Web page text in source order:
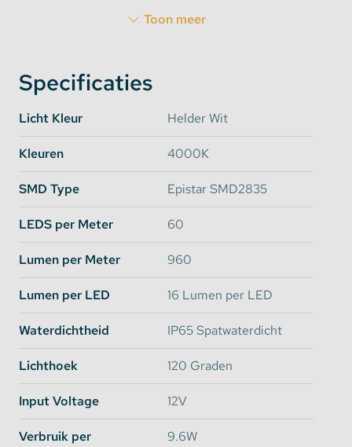
Ultra led strip Helder witwerkt op 12V en is
Wilt u de ledstrip binnenshuis gebruiken? Geen
probleem!
Aan de rechterzijde ziet u een aantalAanbevolen
Combinaties
staan. Hier kiest u gemakkelijk welke
producten u extra nodig heeft naast de ledstrip zelf.
Dit zijn altijd accessoires die geschikt zijn voor de
gekozen ledstrip.
Om deze ledstrip binnenshuis te gebruiken heeft u
een transformator nodig. De transformator uit deze
combinatie is enkel geschikt voor de geselecteerde
lengte ledstrip. Wilt u meerdere ledstrips aan 1
transformator koppelen dan zult u deze apart
moeten bestellen.
Toon meer
Specificaties
Licht Kleur Helder Wit
Kleuren 4000K
SMD Type Epistar SMD2835
LEDS per Meter 60
Lumen per Meter 960
Lumen per LED 16 Lumen per LED
Waterdichtheid IP65 Spatwaterdicht
Lichthoek 120 Graden
Input Voltage 12V
Verbruik per 9.6W